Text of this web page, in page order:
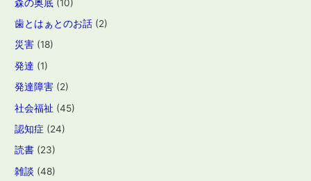
森の奥底 (10)
歯とはぁとのお話 (2)
災害 (18)
発達 (1)
発達障害 (2)
社会福祉 (45)
認知症 (24)
読書 (23)
雑談 (48)